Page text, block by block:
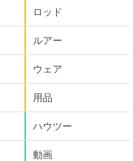
ロッド
ルアー
ウェア
用品
ハウツー
動画